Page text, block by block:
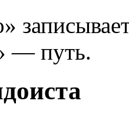
— путь.